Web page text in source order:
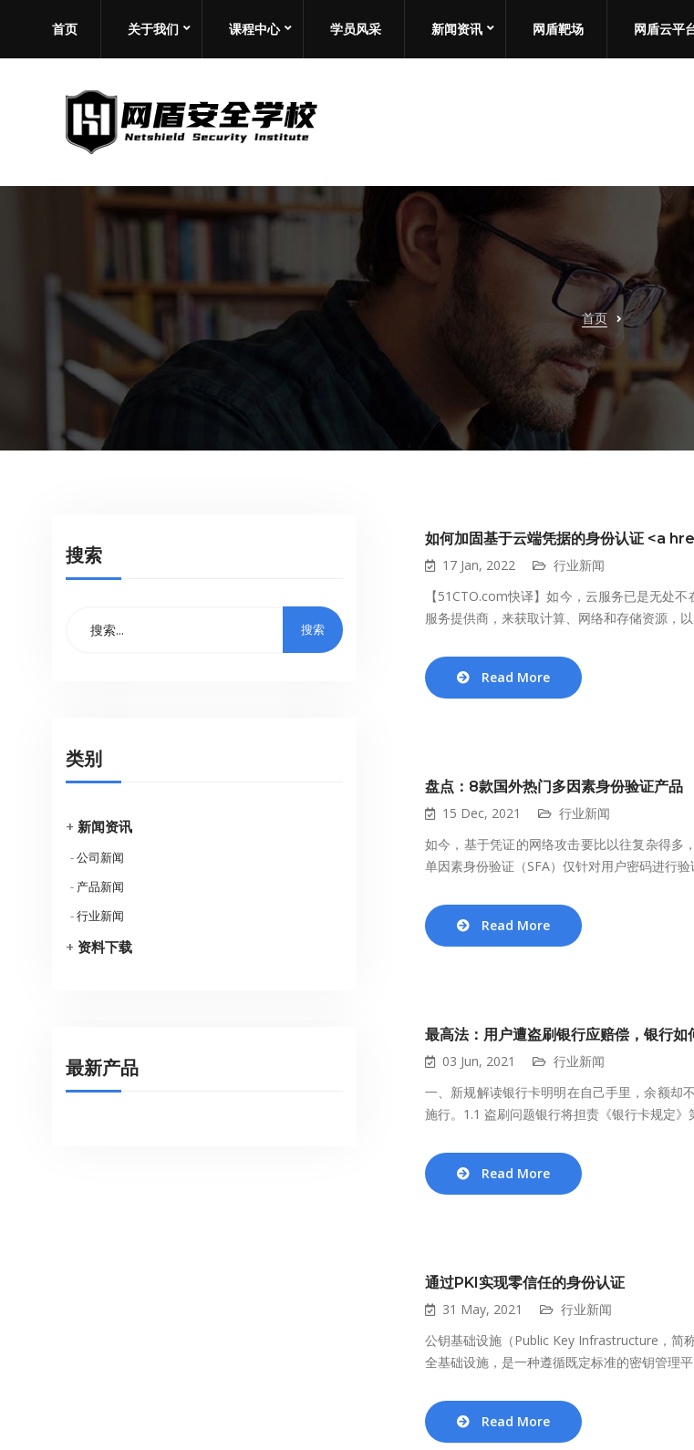
首页 关于我们 课程中心 学员风采 新闻资讯 网盾靶场 网盾云平
首页
如何加固基于云端凭据的身份认证
17 Jan, 2022
行业新闻
【51CTO.com快译】如今，云服务已是无处
服务提供商，来获取计算、网络和存储资源，
Read More
盘点：8款国外热门多因素身份验证产品
15 Dec, 2021
行业新闻
如今，基于凭证的网络攻击要比以往复杂得多
单因素身份验证（SFA）仅针对用户密码进行
Read More
最高法：用户遭盗刷银行应赔偿，银行如
03 Jun, 2021
行业新闻
一、新规解读银行卡明明在自己手里，余额却
施行。1.1 盗刷问题银行将担责《银行卡规定》
Read More
通过PKI实现零信任的身份认证
31 May, 2021
行业新闻
公钥基础设施（Public Key Infrastructure，简
全基础设施，是一种遵循既定标准的密钥管理
Read More
搜索
类别
+ 新闻资讯
-公司新闻
- 产品新闻
-行业新闻
+ 资料下载
最新产品